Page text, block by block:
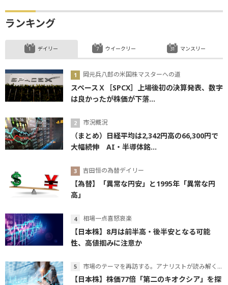
ランキング
デイリー
岡元兵八郎の米国株マスターへの道
スペースＸ［SPCX］上場後初の決算発表、数字
は良かったが株価が下落...
市況概況
（まとめ）日経平均は2,342円高の66,300円で
大幅続伸 AI・半導体銘...
吉田恒の為替デイリー
【為替】「異常な円安」と1995年「異常な円
高」
相場一点喜怒哀楽
【日本株】8月は前半高・後半安となる可能
性、高値掴みに注意か
市場のテーマを再訪する。アナリストが読み解くテーマの本質
【日本株】株価77倍「第二のキオクシア」を探
ウイークリー マンスリー